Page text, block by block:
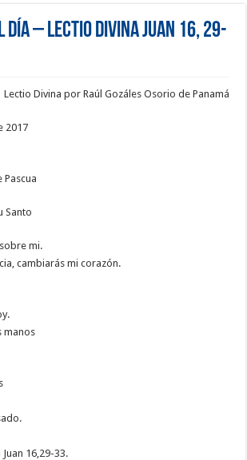
– Lectio Divina Juan 16, 29-
Lectio Divina por Raúl Gozáles Osorio de Panamá
2017
Pascua
Santo
mi.
cambiarás mi corazón.
manos
16,29-33.